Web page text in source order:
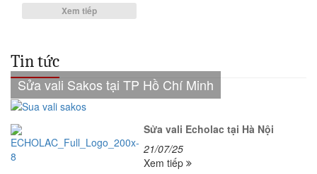
Xem tiếp
Tin tức
Sửa vali Sakos tại TP Hồ Chí Minh
Sửa vali Echolac tại Hà Nội
21/07/25
Xem tiếp